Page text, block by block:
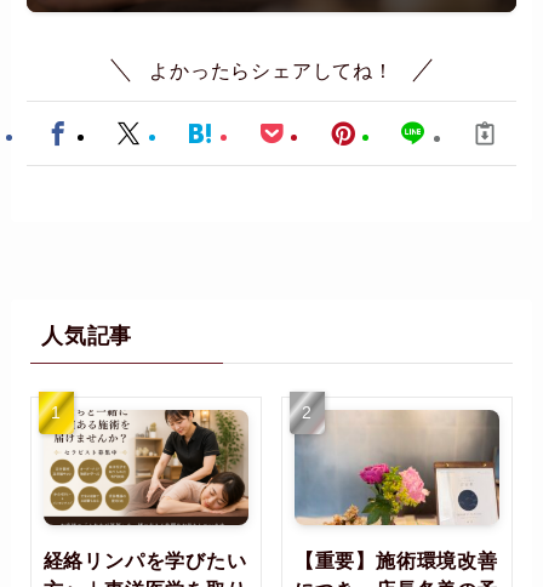
よかったらシェアしてね！
人気記事
経絡リンパを学びたい
【重要】施術環境改善